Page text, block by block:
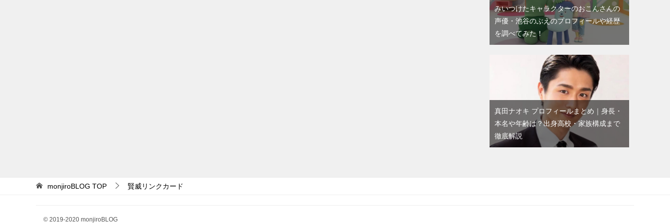
みいつけたキャラクターのおこんさんの
声優・池谷のぶえのプロフィールや経歴
を調べてみた！
真田ナオキ プロフィールまとめ｜身長・
本名や年齢は？出身高校・家族構成まで
徹底解説
monjiroBLOG TOP 賢威リンクカード
© 2019-2020 monjiroBLOG